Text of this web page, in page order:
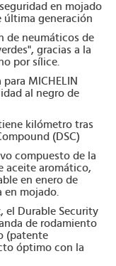
en mojado
última generación
de neumáticos de
gracias a la
por sílice.
MICHELIN
al negro de
kilómetro tras
(DSC)
compuesto de la
aceite aromático,
en enero de
en mojado.
el Durable Security
de rodamiento
(patente
óptimo con la